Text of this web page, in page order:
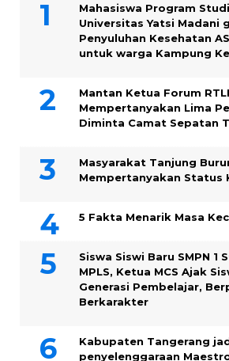
Mahasiswa Program
Universitas Yatsi Madani
Penyuluhan Kesehatan
untuk warga Kampung
Mantan Ketua Forum
Mempertanyakan Lima
Diminta Camat Sepatan
Masyarakat Tanjung
Mempertanyakan Status
5 Fakta Menarik Masa
Siswa Siswi Baru SMPN 1
MPLS, Ketua MCS Ajak
Generasi Pembelajar,
Berkarakter
Kabupaten Tangerang
penyelenggaraan